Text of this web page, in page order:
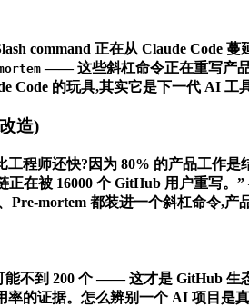
command 正在从 Claude Code
—— 这些斜杠命令正在重写产
Code 的玩具,其实它是下一代 AI 工
造)
工程师还快?因为 80% 的产品工作是
在被 16000 个 GitHub 用户重写。”
Pre-mortem 都装进一个斜杠命令,产
能不到 200 个 —— 这才是 GitHub 生
率的证据。怎么辨别一个 AI 项目是